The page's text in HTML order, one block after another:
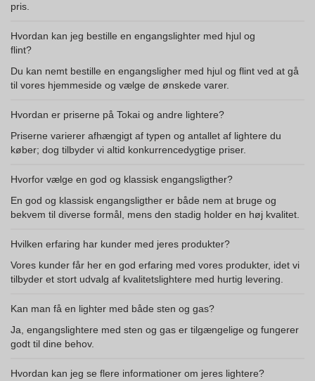
pris.
Hvordan kan jeg bestille en engangslighter med hjul og
flint?
Du kan nemt bestille en engangsligher med hjul og flint ved at gå
til vores hjemmeside og vælge de ønskede varer.
Hvordan er priserne på Tokai og andre lightere?
Priserne varierer afhængigt af typen og antallet af lightere du
køber; dog tilbyder vi altid konkurrencedygtige priser.
Hvorfor vælge en god og klassisk engangsligther?
En god og klassisk engangsligther er både nem at bruge og
bekvem til diverse formål, mens den stadig holder en høj kvalitet.
Hvilken erfaring har kunder med jeres produkter?
Vores kunder får her en god erfaring med vores produkter, idet vi
tilbyder et stort udvalg af kvalitetslightere med hurtig levering.
Kan man få en lighter med både sten og gas?
Ja, engangslightere med sten og gas er tilgængelige og fungerer
godt til dine behov.
Hvordan kan jeg se flere informationer om jeres lightere?